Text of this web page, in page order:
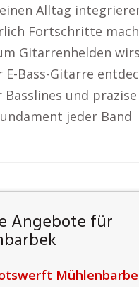
Alltag
Fortschritte
Gitarrenhelden
E-Bass-Gitarre
und präzise
jeder Band
Angebote für